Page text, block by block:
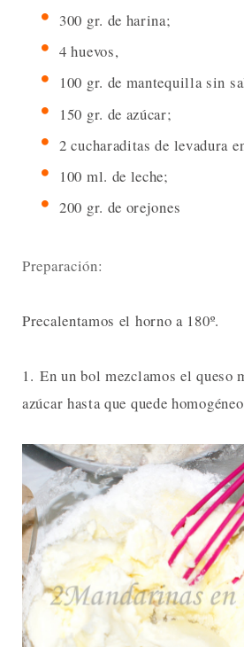
300 gr. de harina;
4 huevos,
100 gr. de mantequilla sin
150 gr. de azúcar;
2 cucharaditas de levadura
100 ml. de leche;
200 gr. de orejones
Preparación:
Precalentamos el horno a 180º.
1. En un bol mezclamos el queso
azúcar hasta que quede